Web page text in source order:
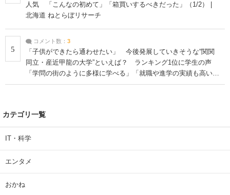
人気 「こんなの初めて」「箱買いするべきだった」（1/2） |
北海道 ねとらぼリサーチ
5
コメント数： 3
「子供ができたら通わせたい」 今後発展していきそうな“関関
同立・産近甲龍の大学”といえば？ ランキング1位に学生の声
「学問の街のように多様に学べる」「就職や進学の実績も高い」
| 大学 ねとらぼリサーチ
カテゴリ一覧
IT・科学
エンタメ
おかね